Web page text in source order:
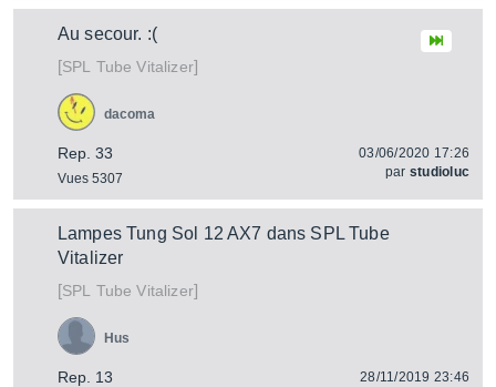
Au secour. :(
[SPL Tube Vitalizer]
Rep. 33
Vues 5307
dacoma
03/06/2020 17:26
par studioluc
Lampes Tung Sol 12 AX7 dans SPL Tube
Vitalizer
[SPL Tube Vitalizer]
Rep. 13
Hus
28/11/2019 23:46